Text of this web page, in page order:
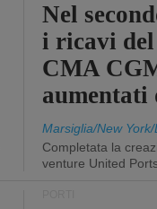
Nel
i ricavi
CMA
aumentati
Marsiglia/New
Completata la
venture United